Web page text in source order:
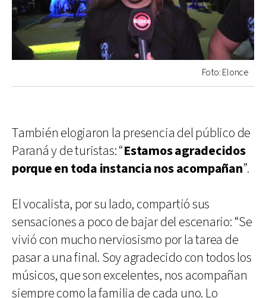
Foto: Elonce
También elogiaron la presencia del público de
Paraná y de turistas: “Estamos agradecidos
porque en toda instancia nos acompañan”.
El vocalista, por su lado, compartió sus
sensaciones a poco de bajar del escenario: “Se
vivió con mucho nerviosismo por la tarea de
pasar a una final. Soy agradecido con todos los
músicos, que son excelentes, nos acompañan
siempre como la familia de cada uno. Lo